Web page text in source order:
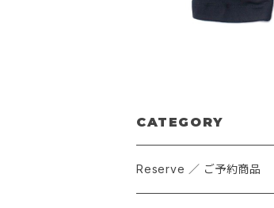
CATEGORY
Reserve ／ ご予約商品